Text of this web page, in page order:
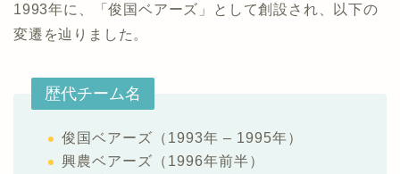
1993年に、「俊国ベアーズ」として創設され、以下の
変遷を辿りました。
歴代チーム名
俊国ベアーズ（1993年 – 1995年）
興農ベアーズ（1996年前半）